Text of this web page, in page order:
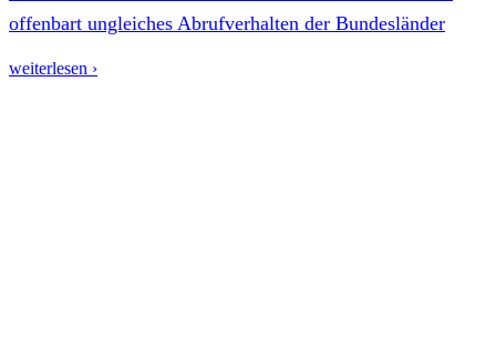
offenbart ungleiches Abrufverhalten der Bundesländer
weiterlesen ›